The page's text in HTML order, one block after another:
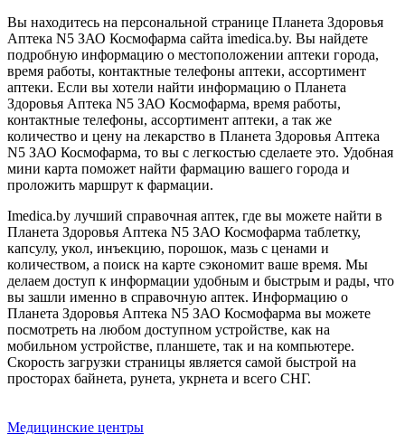
Вы находитесь на персональной странице Планета Здоровья
Аптека N5 ЗАО Космофарма сайта imedica.by. Вы найдете
подробную информацию о местоположении аптеки города,
время работы, контактные телефоны аптеки, ассортимент
аптеки. Если вы хотели найти информацию о Планета
Здоровья Аптека N5 ЗАО Космофарма, время работы,
контактные телефоны, ассортимент аптеки, а так же
количество и цену на лекарство в Планета Здоровья Аптека
N5 ЗАО Космофарма, то вы с легкостью сделаете это. Удобная
мини карта поможет найти фармацию вашего города и
проложить маршрут к фармации.
Imedica.by лучший справочная аптек, где вы можете найти в
Планета Здоровья Аптека N5 ЗАО Космофарма таблетку,
капсулу, укол, инъекцию, порошок, мазь с ценами и
количеством, а поиск на карте сэкономит ваше время. Мы
делаем доступ к информации удобным и быстрым и рады, что
вы зашли именно в справочную аптек. Информацию о
Планета Здоровья Аптека N5 ЗАО Космофарма вы можете
посмотреть на любом доступном устройстве, как на
мобильном устройстве, планшете, так и на компьютере.
Скорость загрузки страницы является самой быстрой на
просторах байнета, рунета, укрнета и всего СНГ.
Медицинские центры